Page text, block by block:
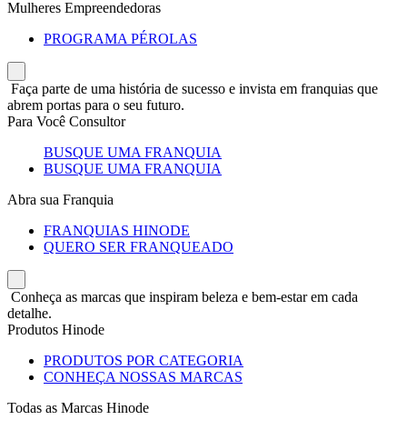
Mulheres Empreendedoras
PROGRAMA PÉROLAS
Faça parte de uma história de sucesso e invista em franquias que
abrem portas para o seu futuro.
Para Você Consultor
BUSQUE UMA FRANQUIA
BUSQUE UMA FRANQUIA
Abra sua Franquia
FRANQUIAS HINODE
QUERO SER FRANQUEADO
Conheça as marcas que inspiram beleza e bem-estar em cada
detalhe.
Produtos Hinode
PRODUTOS POR CATEGORIA
CONHEÇA NOSSAS MARCAS
Todas as Marcas Hinode